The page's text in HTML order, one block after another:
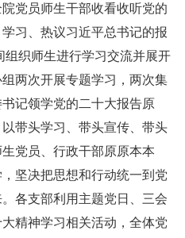
党员师生干部收看收听党的
习、热议习近平总书记的报
织师生进行学习交流并展开
两次开展专题学习，两次集
记领学党的二十大报告原
带头学习、带头宣传、带头
党员、行政干部原原本本
坚决把思想和行动统一到党
各支部利用主题党日、三会
精神学习相关活动，全体党